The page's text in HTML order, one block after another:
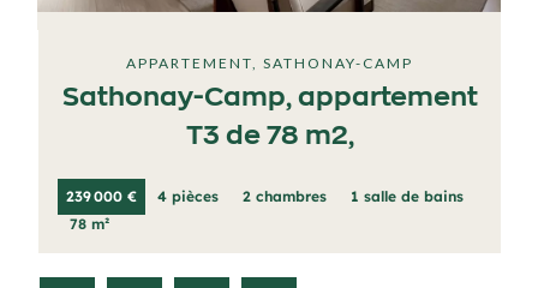
APPARTEMENT, SATHONAY-CAMP
Sathonay-Camp, appartement
T3 de 78 m2,
239 000 € 4 pièces 2 chambres
1 salle de bains
78 m²